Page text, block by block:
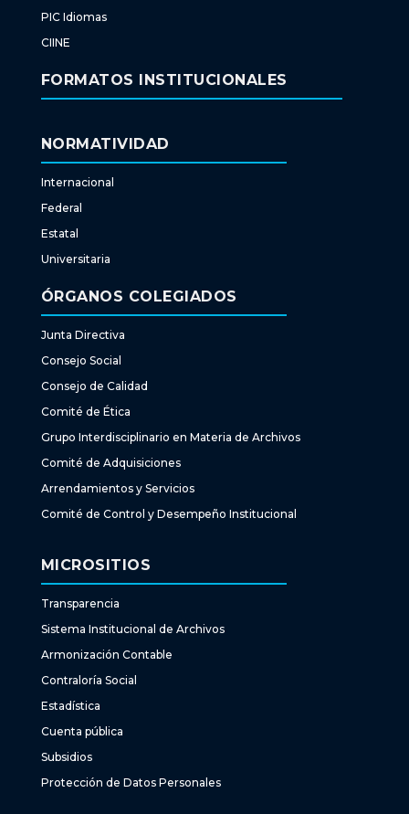
PIC Idiomas
CIINE
FORMATOS INSTITUCIONALES
NORMATIVIDAD
Internacional
Federal
Estatal
Universitaria
ÓRGANOS COLEGIADOS
Junta Directiva
Consejo Social
Consejo de Calidad
Comité de Ética
Grupo Interdisciplinario en Materia de Archivos
Comité de Adquisiciones
Arrendamientos y Servicios
Comité de Control y Desempeño Institucional
MICROSITIOS
Transparencia
Sistema Institucional de Archivos
Armonización Contable
Contraloría Social
Estadística
Cuenta pública
Subsidios
Protección de Datos Personales